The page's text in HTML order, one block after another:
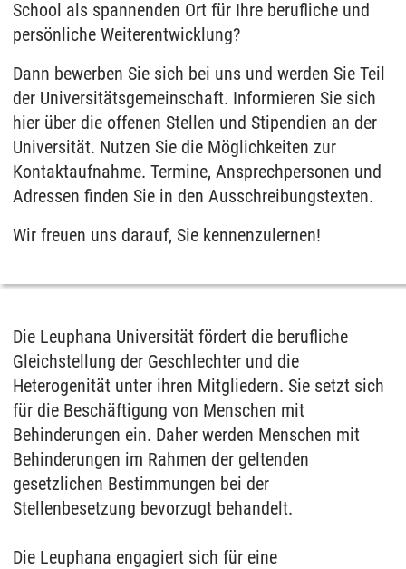
School als spannenden Ort für Ihre berufliche und
persönliche Weiterentwicklung?
Dann bewerben Sie sich bei uns und werden Sie Teil
der Universitätsgemeinschaft. Informieren Sie sich
hier über die offenen Stellen und Stipendien an der
Universität. Nutzen Sie die Möglichkeiten zur
Kontaktaufnahme. Termine, Ansprechpersonen und
Adressen finden Sie in den Ausschreibungstexten.
Wir freuen uns darauf, Sie kennenzulernen!
Die Leuphana Universität fördert die berufliche
Gleichstellung der Geschlechter und die
Heterogenität unter ihren Mitgliedern. Sie setzt sich
für die Beschäftigung von Menschen mit
Behinderungen ein. Daher werden Menschen mit
Behinderungen im Rahmen der geltenden
gesetzlichen Bestimmungen bei der
Stellenbesetzung bevorzugt behandelt.
Die Leuphana engagiert sich für eine